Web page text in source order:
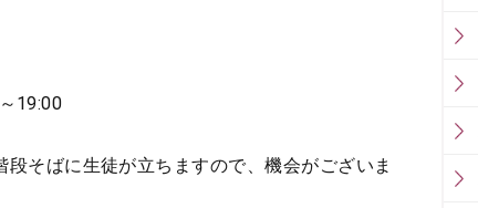
19:00
そばに生徒が立ちますので、機会がございま